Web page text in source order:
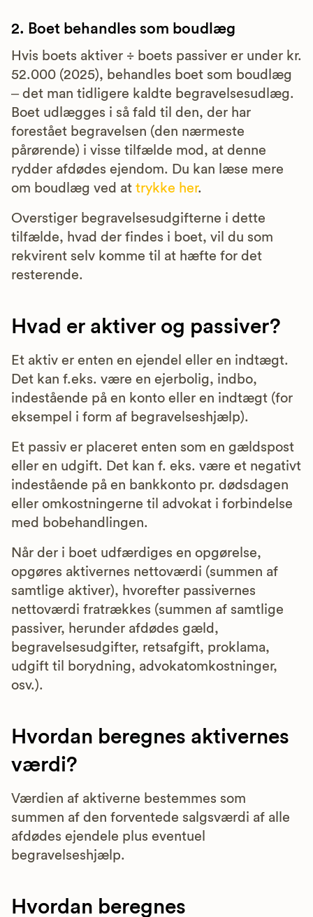
2. Boet behandles som boudlæg
Hvis boets aktiver ÷ boets passiver er under kr.
52.000 (2025), behandles boet som boudlæg
– det man tidligere kaldte begravelsesudlæg.
Boet udlægges i så fald til den, der har
forestået begravelsen (den nærmeste
pårørende) i visse tilfælde mod, at denne
rydder afdødes ejendom. Du kan læse mere
om boudlæg ved at trykke her.
Overstiger begravelsesudgifterne i dette
tilfælde, hvad der findes i boet, vil du som
rekvirent selv komme til at hæfte for det
resterende.
Hvad er aktiver og passiver?
Et aktiv er enten en ejendel eller en indtægt.
Det kan f.eks. være en ejerbolig, indbo,
indestående på en konto eller en indtægt (for
eksempel i form af begravelseshjælp).
Et passiv er placeret enten som en gældspost
eller en udgift. Det kan f. eks. være et negativt
indestående på en bankkonto pr. dødsdagen
eller omkostningerne til advokat i forbindelse
med bobehandlingen.
Når der i boet udfærdiges en opgørelse,
opgøres aktivernes nettoværdi (summen af
samtlige aktiver), hvorefter passivernes
nettoværdi fratrækkes (summen af samtlige
passiver, herunder afdødes gæld,
begravelsesudgifter, retsafgift, proklama,
udgift til borydning, advokatomkostninger,
osv.).
Hvordan beregnes aktivernes
værdi?
Værdien af aktiverne bestemmes som
summen af den forventede salgsværdi af alle
afdødes ejendele plus eventuel
begravelseshjælp.
Hvordan beregnes